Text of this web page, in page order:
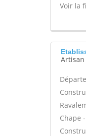
Voir la
Artisan
Chape